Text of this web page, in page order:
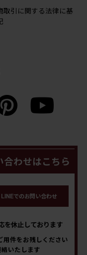
取引に関する法律に基
わせはこちら
LINEでのお問い合わせ
を休止しております
用件をお残しください
いたします